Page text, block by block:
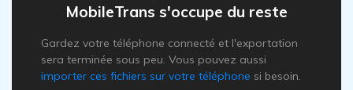
MobileTrans s'occupe du reste
Gardez votre téléphone connecté et l'exportation
sera terminée sous peu. Vous pouvez aussi
importer ces fichiers sur votre téléphone si besoin.